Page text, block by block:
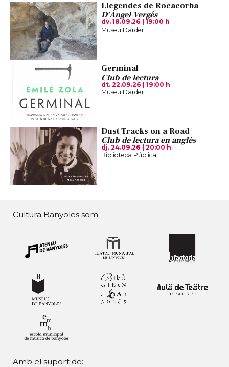
Llegendes de Rocacorba
D'Àngel Vergés
dv. 18.09.26
19:00 h
Museu Darder
Germinal
Club de lectura
dt. 22.09.26
19:00 h
Museu Darder
Dust Tracks on a Road
Club de lectura en anglès
dj. 24.09.26
20:00 h
Biblioteca Pública
Cultura Banyoles som:
Amb el suport de: